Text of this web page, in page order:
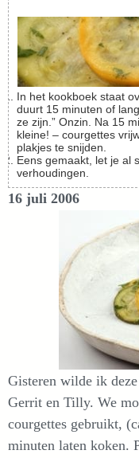
In het kookboek staat
duurt 15 minuten of
ze zijn.” Onzin. Na 15
kleine! – courgettes
plakjes te snijden.
Eens gemaakt, let je al
verhoudingen.
16 juli 2006
Gisteren wilde ik
Gerrit en Tilly. We
courgettes gebruikt,
minuten laten koken.